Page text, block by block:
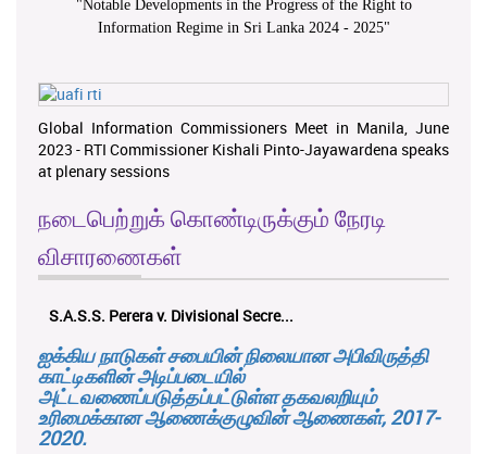
"Notable Developments in the Progress of the Right to
Information Regime in Sri Lanka 2024 - 2025"
Global Information Commissioners Meet in Manila, June
2023 - RTI Commissioner Kishali Pinto-Jayawardena speaks
at plenary sessions
நடைபெற்றுக் கொண்டிருக்கும் நேரடி
விசாரணைகள்
S.A.S.S. Perera v. Divisional Secre...
ஐக்கிய நாடுகள் சபையின் நிலையான அபிவிருத்தி
காட்டிகளின் அடிப்படையில்
அட்டவணைப்படுத்தப்பட்டுள்ள தகவலறியும்
உரிமைக்கான ஆணைக்குழுவின் ஆணைகள், 2017-
2020.